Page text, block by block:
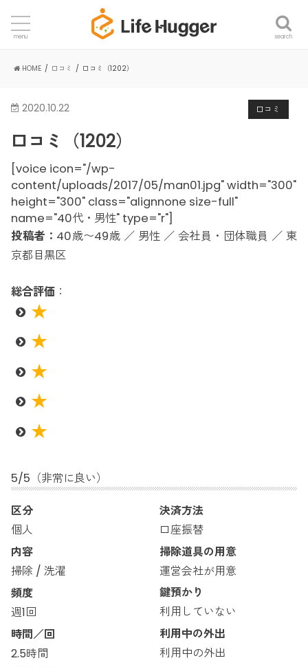
search
menu
HOME 口コミ 口コミ（1202）
口コミ
2020.10.22
口コミ（1202）
[voice icon="/wp-
content/uploads/2017/05/man01.jpg" width="300"
height="300" class="alignnone size-full"
name="40代・男性" type="r"]
投稿者： 40歳〜49歳 ／ 男性 ／ 会社員・団体職員 ／ 東
京都目黒区
総合評価 ：
5/5 （非常に良い）
区分
個人
内容
掃除 / 洗濯
頻度
週1回
時間／回
2.5時間
決済方法
口座振替
掃除道具の用意
運営会社が用意
鍵預かり
利用していない
利用中の外出
利用中の外出